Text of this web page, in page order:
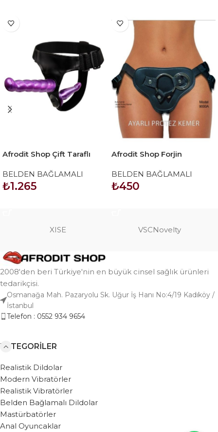
Afrodit Shop Çift Taraflı
Dildo
BELDEN BAĞLAMALI
₺1.265
Afrodit Shop Forjin
Belden Bağlama Kemeri
Siyah
BELDEN BAĞLAMALI
₺450
XISE VSCNovelty
2008'den beri Türkiye'nin en büyük cinsel sağlık ürünleri
tedarikçisi.
Osmanağa Mah. Pazaryolu Sk. Uğur İş Hanı No:4/19 Kadıköy /
İstanbul
Telefon : 0552 934 9654
KATEGORILER
Realistik Dildolar
Modern Vibratörler
Realistik Vibratörler
Belden Bağlamalı Dildolar
Mastürbatörler
Anal Oyuncaklar